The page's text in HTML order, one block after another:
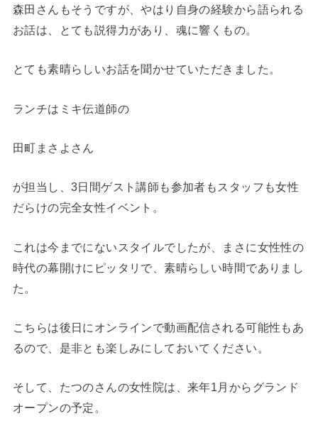
森田さんもそうですが、やはり自身の経験から語られる
お話は、とても説得力があり、魂に響くもの。
とても素晴らしいお話を聞かせていただきました。
ランチはミキ伝道師の
田町まさよさん
が担当し、3日間ゲスト講師も参加者もスタッフも女性
だらけの完全女性イベント。
これは今までにないスタイルでしたが、まさに女性性の
時代の幕開けにピッタリで、素晴らしい時間でありまし
た。
こちらは後日にオンラインで動画配信される可能性もあ
るので、是非とも楽しみにしておいてください。
そして、たつのさんの女性院は、来年1月からグランド
オープンの予定。